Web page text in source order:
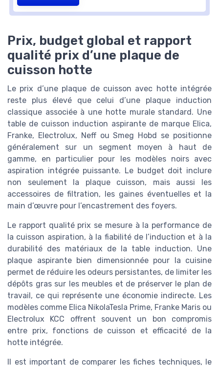
Prix, budget global et rapport
qualité prix d’une plaque de
cuisson hotte
Le prix d’une plaque de cuisson avec hotte intégrée
reste plus élevé que celui d’une plaque induction
classique associée à une hotte murale standard. Une
table de cuisson induction aspirante de marque Elica,
Franke, Electrolux, Neff ou Smeg Hobd se positionne
généralement sur un segment moyen à haut de
gamme, en particulier pour les modèles noirs avec
aspiration intégrée puissante. Le budget doit inclure
non seulement la plaque cuisson, mais aussi les
accessoires de filtration, les gaines éventuelles et la
main d’œuvre pour l’encastrement des foyers.
Le rapport qualité prix se mesure à la performance de
la cuisson aspiration, à la fiabilité de l’induction et à la
durabilité des matériaux de la table induction. Une
plaque aspirante bien dimensionnée pour la cuisine
permet de réduire les odeurs persistantes, de limiter les
dépôts gras sur les meubles et de préserver le plan de
travail, ce qui représente une économie indirecte. Les
modèles comme Elica NikolaTesla Prime, Franke Maris ou
Electrolux KCC offrent souvent un bon compromis
entre prix, fonctions de cuisson et efficacité de la
hotte intégrée.
Il est important de comparer les fiches techniques, le